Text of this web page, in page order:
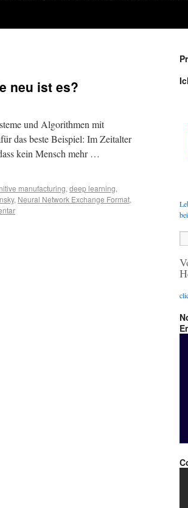
neu ist es?
und Algorithmen mit
das beste Beispiel: Im Zeitalter
kein Mensch mehr …
manufacturing, deep learning,
, Neural Network Exchange Format,